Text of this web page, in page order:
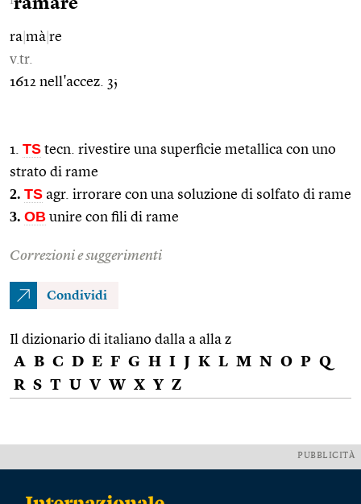
ramare
ra mà re
v.tr.
1612 nell'accez. 3;
1. TS tecn. rivestire una superficie metallica con uno
strato di rame
2. TS agr. irrorare con una soluzione di solfato di rame
3. OB unire con fili di rame
Correzioni e suggerimenti
Condividi
Il dizionario di italiano dalla a alla z
A B C D E F G H I J K L M N O P Q
R S T U V W X Y Z
PUBBLICITÀ